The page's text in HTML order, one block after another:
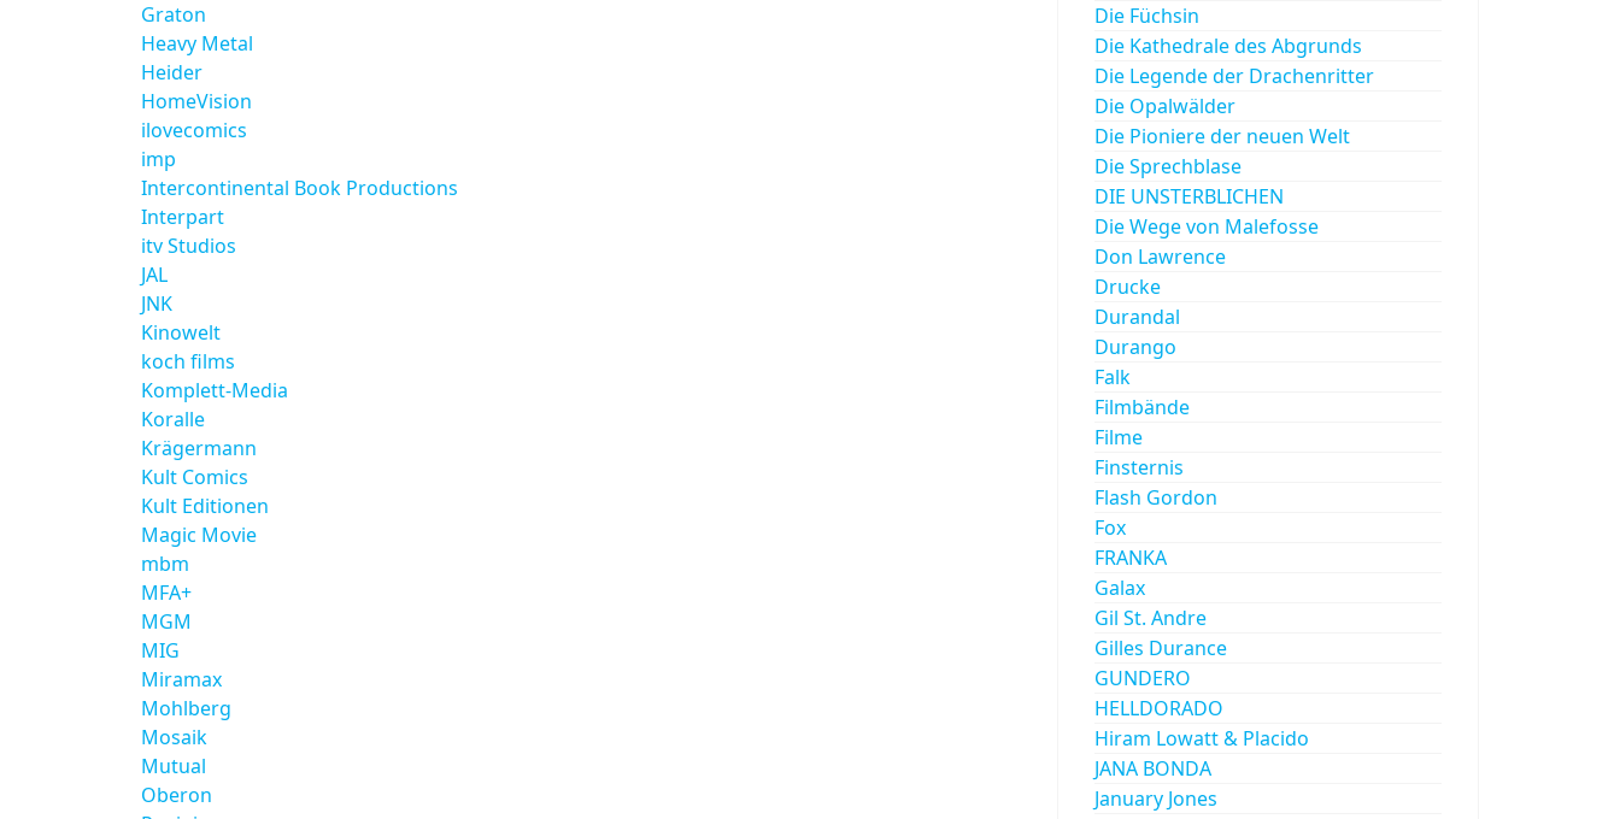
Graton
Heavy Metal
Heider
HomeVision
ilovecomics
imp
Intercontinental Book Productions
Interpart
itv Studios
JAL
JNK
Kinowelt
koch films
Komplett-Media
Koralle
Krägermann
Kult Comics
Kult Editionen
Magic Movie
mbm
MFA+
MGM
MIG
Miramax
Mohlberg
Mosaik
Mutual
Oberon
Die Füchsin
Die Kathedrale des Abgrunds
Die Legende der Drachenritter
Die Opalwälder
Die Pioniere der neuen Welt
Die Sprechblase
DIE UNSTERBLICHEN
Die Wege von Malefosse
Don Lawrence
Drucke
Durandal
Durango
Falk
Filmbände
Filme
Finsternis
Flash Gordon
Fox
FRANKA
Galax
Gil St. Andre
Gilles Durance
GUNDERO
HELLDORADO
Hiram Lowatt & Placido
JANA BONDA
January Jones